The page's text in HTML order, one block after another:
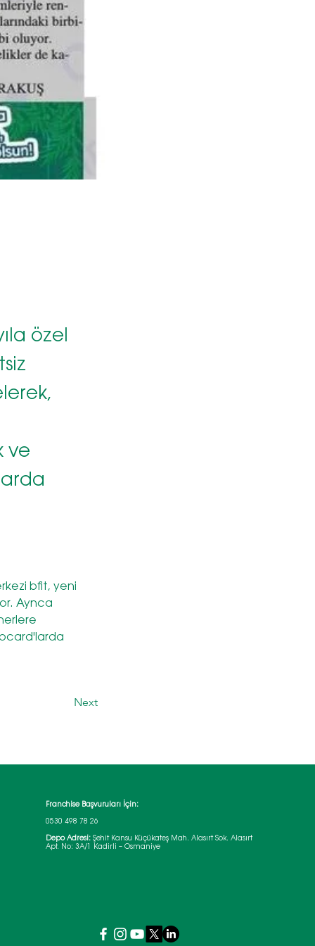
özel
ve
bfit, yeni
Aynca
bcard'larda
Next
Franchise Başvuruları İçin:
0530 498 78 26
Depo Adresi:Şehit Kansu Küçükateş Mah. Alasırt Sok. Alasırt
Apt. No: 3A/1 Kadirli – Osmaniye